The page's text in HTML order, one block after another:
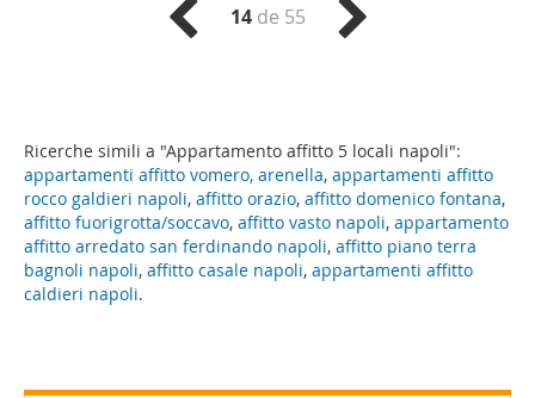
Ricerche simili a "Appartamento affitto 5 locali napoli":
appartamenti affitto vomero, arenella, appartamenti affitto
rocco galdieri napoli, affitto orazio, affitto domenico fontana,
affitto fuorigrotta/soccavo, affitto vasto napoli, appartamento
affitto arredato san ferdinando napoli, affitto piano terra
bagnoli napoli, affitto casale napoli, appartamenti affitto
caldieri napoli.
14de 55